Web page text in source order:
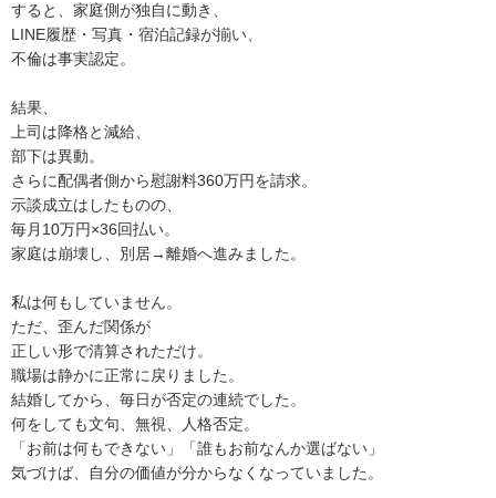
すると、家庭側が独自に動き、
LINE履歴・写真・宿泊記録が揃い、
不倫は事実認定。
結果、
上司は降格と減給、
部下は異動。
さらに配偶者側から慰謝料360万円を請求。
示談成立はしたものの、
毎月10万円×36回払い。
家庭は崩壊し、別居→離婚へ進みました。
私は何もしていません。
ただ、歪んだ関係が
正しい形で清算されただけ。
職場は静かに正常に戻りました。
結婚してから、毎日が否定の連続でした。
何をしても文句、無視、人格否定。
「お前は何もできない」「誰もお前なんか選ばない」
気づけば、自分の価値が分からなくなっていました。